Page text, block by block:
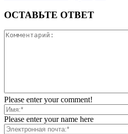
ОСТАВЬТЕ ОТВЕТ
Please enter your comment!
Please enter your name here